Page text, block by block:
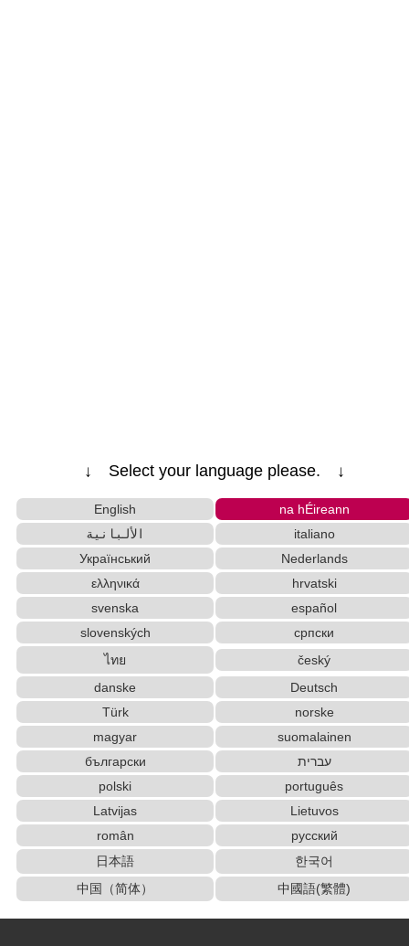
↓ Select your language please. ↓
English
na hÉireann
الألبانية
italiano
Український
Nederlands
ελληνικά
hrvatski
svenska
español
slovenských
српски
ไทย
český
danske
Deutsch
Türk
norske
magyar
suomalainen
български
עברית
polski
português
Latvijas
Lietuvos
român
русский
日本語
한국어
中国（简体）
中國語(繁體)